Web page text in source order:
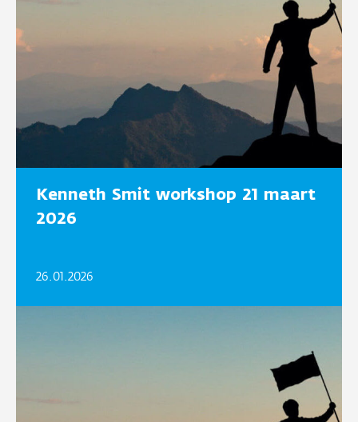
Kenneth Smit workshop 21 maart
2026
26.01.2026